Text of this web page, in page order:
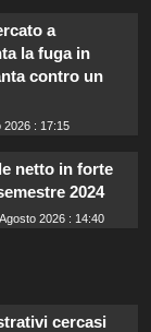
a
la fuga in
contro un
2026 : 17:15
netto in forte
2024
2026 : 14:40
cercasi